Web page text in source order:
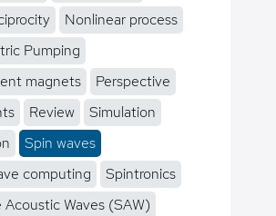
Nonlinear process
Pumping
magnets
Perspective
Review
Simulation
Spin waves
computing
Spintronics
Acoustic Waves (SAW)